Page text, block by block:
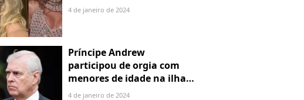
4 de janeiro de 2024
Príncipe Andrew
participou de orgia com
menores de idade na ilha
de Jeffrey Epstein, chefe de
4 de janeiro de 2024